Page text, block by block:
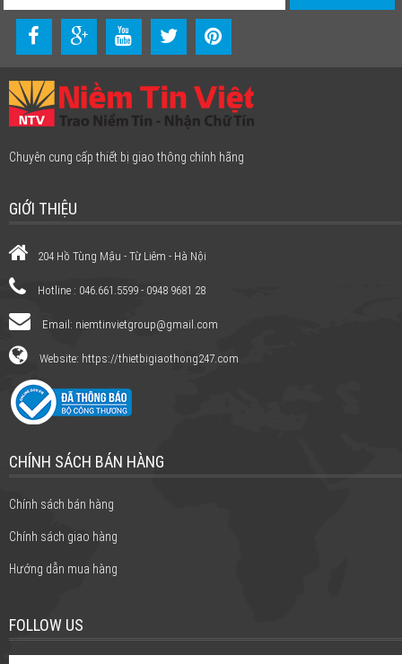
Chuyên cung cấp thiết bị giao thông chính hãng
GIỚI THIỆU
204 Hồ Tùng Mậu - Từ Liêm - Hà Nội
Hotline : 046.661.5599 - 0948 9681 28
Email: niemtinvietgroup@gmail.com
Website: https://thietbigiaothong247.com
CHÍNH SÁCH BÁN HÀNG
Chính sách bán hàng
Chính sách giao hàng
Hướng dẫn mua hàng
FOLLOW US